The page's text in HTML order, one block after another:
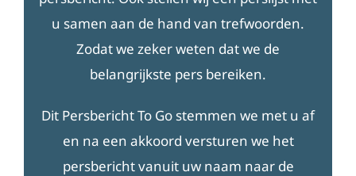
u samen aan de hand van trefwoorden.
Zodat we zeker weten dat we de
belangrijkste pers bereiken.
Dit Persbericht To Go stemmen we met u af
en na een akkoord versturen we het
persbericht vanuit uw naam naar de